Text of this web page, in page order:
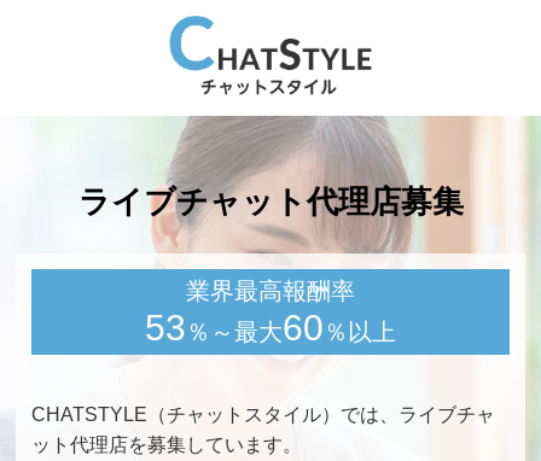
ライブチャット代理店募集
業界最高報酬率
53 ％～最大60 ％以上
CHATSTYLE（チャットスタイル）では、ライブチャ
ット代理店を募集しています。